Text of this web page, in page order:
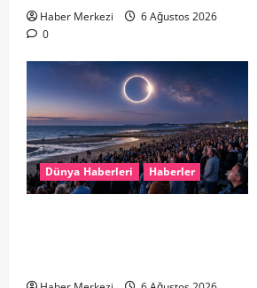
Haber Merkezi
6 Ağustos 2026
0
Dünya Haberleri Haberler